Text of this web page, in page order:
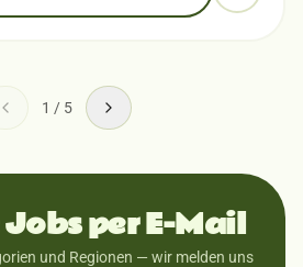
1 / 5
per E-Mail
und Regionen — wir melden uns